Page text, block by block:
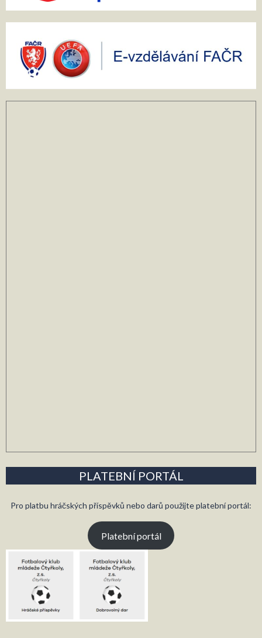
PLATEBNÍ PORTÁL
Pro platbu hráčských příspěvků nebo darů použijte platební portál:
Platební portál